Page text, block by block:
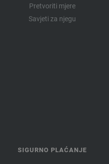
Pretvoriti mjere
Savjeti za njegu
SIGURNO PLAĆANJE